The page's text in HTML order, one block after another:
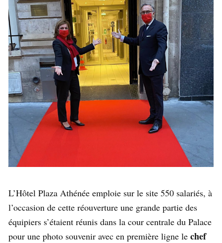
L’Hôtel Plaza Athénée emploie sur le site 550 salariés, à
l’occasion de cette réouverture une grande partie des
équipiers s’étaient réunis dans la cour centrale du Palace
pour une photo souvenir avec en première ligne le chef